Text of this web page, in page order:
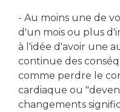
- Au moins une de
d'un mois ou plus
à l'idée d'avoir une
continue des
comme perdre le
cardiaque ou
changements